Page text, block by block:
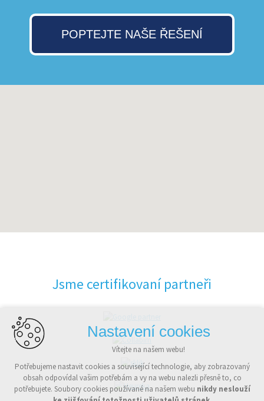
POPTEJTE NAŠE ŘEŠENÍ
Jsme certifikovaní partneři
Nastavení cookies
Vítejte na našem webu!
Potřebujeme nastavit cookies a související technologie, aby zobrazovaný
obsah odpovídal vašim potřebám a vy na webu nalezli přesně to, co
potřebujete. Soubory cookies používané na našem webu nikdy neslouží